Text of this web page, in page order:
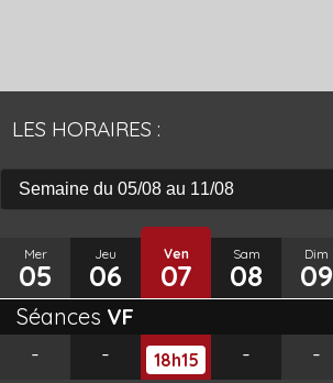
LES HORAIRES :
Mer
05
Jeu
06
Ven
07
Sam
08
Dim
09
Séances VF
-
- 18h15 - -